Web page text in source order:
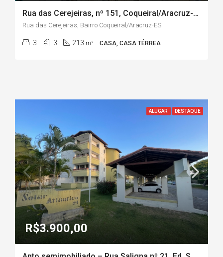
Rua das Cerejeiras, nº 151, Coqueiral/Aracruz-ES
Rua das Cerejeiras, Bairro Coqueiral/Aracruz-ES
3 3 213 m² CASA, CASA TÉRREA
ALUGAR DESTAQUE
R$3.900,00